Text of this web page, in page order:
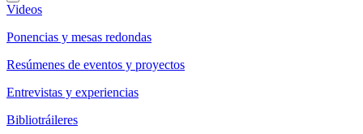
Videos
Ponencias y mesas redondas
Resúmenes de eventos y proyectos
Entrevistas y experiencias
Bibliotráileres